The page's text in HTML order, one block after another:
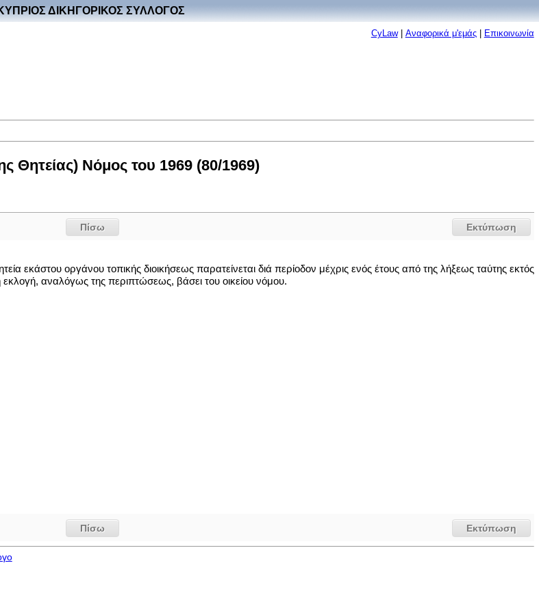
ΔΙΚΗΓΟΡΙΚΟΣ ΣΥΛΛΟΓΟΣ
CyLaw| Αναφορικά μ'εμάς| Επικοινωνία
Θητείας) Νόμος του 1969 (80/1969)
Εκτύπωση
Πίσω
εκάστου οργάνου τοπικής διοικήσεως παρατείνεται διά περίοδον μέχρις ενός έτους από της λήξεως ταύτης εκτός
αναλόγως της περιπτώσεως, βάσει του οικείου νόμου.
Εκτύπωση
Πίσω